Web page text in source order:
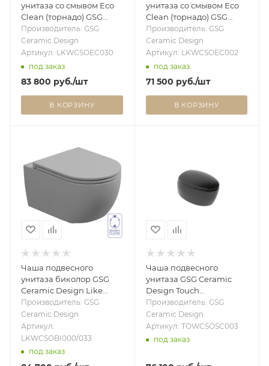
унитаза со смывом Eco
Clean (торнадо) GSG
Ceramic Design Like
LKWCSOEC030,
Cashmere Matt
Производитель: GSG
Ceramic Design
Артикул: LKWCSOEC030
под заказ
83 800 руб./шт
В КОРЗИНУ
унитаза со смывом Eco
Clean (торнадо) GSG
Ceramic Design Like
LKWCSOEC002, черный
глянцевый
Производитель: GSG
Ceramic Design
Артикул: LKWCSOEC002
под заказ
71 500 руб./шт
В КОРЗИНУ
Чаша подвесного
унитаза биколор GSG
Ceramic Design Like
LKWCSOBI000/033,
White/Perla Matt
LKWCSOBI000/033
Производитель: GSG
Ceramic Design
Артикул:
LKWCSOBI000/033
под заказ
Чаша подвесного
унитаза GSG Ceramic
Design Touch
TOWCSOSC003, черный
матовый TOWCSOSC003
Производитель: GSG
Ceramic Design
Артикул: TOWCSOSC003
под заказ